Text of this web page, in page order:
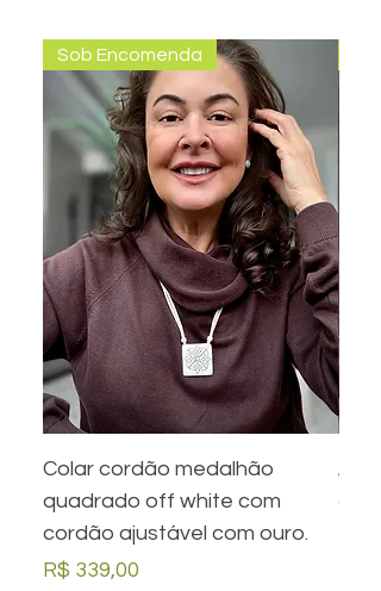
Sob Encomenda
Colar cordão medalhão
quadrado off white com
cordão ajustável com ouro.
Preço
R$ 339,00